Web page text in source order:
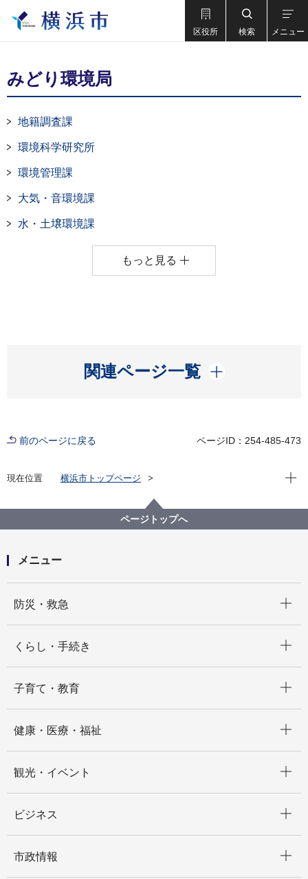
区役所 検索 メニュー
みどり環境局
地籍調査課
環境科学研究所
環境管理課
大気・音環境課
水・土壌環境課
もっと見る
関連ページ一覧
開く
前のページに戻る ページID：254-485-473
現在位置
横浜市トップページ
みどり環境局
現在
ページトップへ
メニュー
防災・救急
くらし・手続き
子育て・教育
健康・医療・福祉
観光・イベント
ビジネス
市政情報